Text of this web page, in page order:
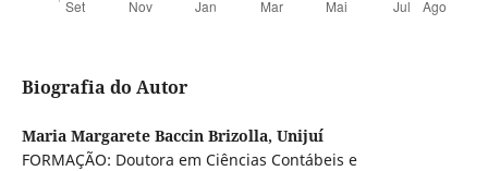
Biografia do Autor
Maria Margarete Baccin Brizolla, Unijuí
FORMAÇÃO: Doutora em Ciências Contábeis e